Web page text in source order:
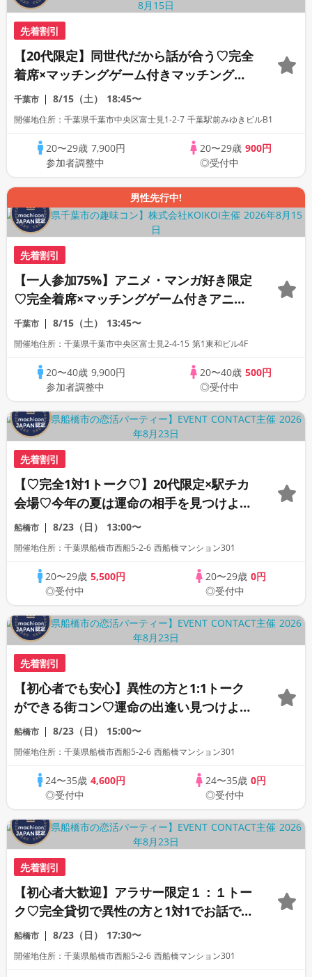
先着割引
【20代限定】同世代だから話が合う♡完全
着席×マッチングゲーム付きマッチングコ
ン
千葉市 8/15（土） 18:45〜
開催地住所：千葉県千葉市中央区富士見1-2-7 千葉駅前みゆきビルB1
20〜29歳 7,900円
参加者調整中
20〜29歳 900円
◎受付中
男性先行中!
先着割引
【一人参加75%】アニメ・マンガ好き限定
♡完全着席×マッチングゲーム付きアニメ
コン
千葉市 8/15（土） 13:45〜
開催地住所：千葉県千葉市中央区富士見2-4-15 第1東和ビル4F
20〜40歳 9,900円
参加者調整中
20〜40歳 500円
◎受付中
先着割引
【♡完全1対1トーク♡】20代限定×駅チカ
会場♡今年の夏は運命の相手を見つけよう
♡連絡先交換自由♡
船橋市 8/23（日） 13:00〜
開催地住所：千葉県船橋市西船5-2-6 西船橋マンション301
20〜29歳5,500円
◎受付中
20〜29歳 0円
◎受付中
先着割引
【初心者でも安心】異性の方と1:1トーク
ができる街コン♡運命の出逢い見つけよう
♡《連絡先自由交換》
船橋市 8/23（日） 15:00〜
開催地住所：千葉県船橋市西船5-2-6 西船橋マンション301
24〜35歳4,600円
◎受付中
24〜35歳 0円
◎受付中
先着割引
【初心者大歓迎】アラサー限定１：１トー
ク♡完全貸切で異性の方と1対1でお話でき
ます♡連絡先交換自由♡
船橋市 8/23（日） 17:30〜
開催地住所：千葉県船橋市西船5-2-6 西船橋マンション301